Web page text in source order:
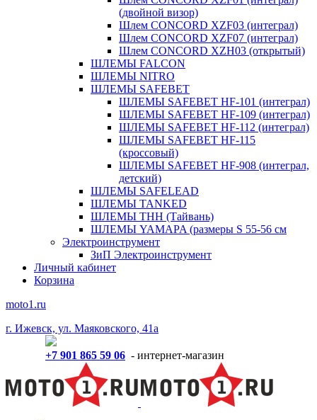
(двойной визор)
Шлем CONCORD XZF03 (интеграл)
Шлем CONCORD XZF07 (интеграл)
Шлем CONCORD XZH03 (открытый)
ШЛЕМЫ FALCON
ШЛЕМЫ NITRO
ШЛЕМЫ SAFEBET
ШЛЕМЫ SAFEBET HF-101 (интеграл)
ШЛЕМЫ SAFEBET HF-109 (интеграл)
ШЛЕМЫ SAFEBET HF-112 (интеграл)
ШЛЕМЫ SAFEBET HF-115
(кроссовый)
ШЛЕМЫ SAFEBET HF-908 (интеграл,
детский)
ШЛЕМЫ SAFELEAD
ШЛЕМЫ TANKED
ШЛЕМЫ THH (Тайвань)
ШЛЕМЫ YAMAPA (размеры S 55-56 см
Электроинструмент
ЗиП Электроинструмент
Личный кабинет
Корзина
moto1.ru
г. Ижевск, ул. Маяковского, 41а
+7 901 865 59 06 - интернет-магазин